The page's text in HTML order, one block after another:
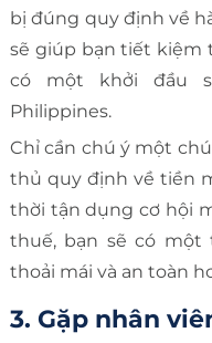
bị đúng quy định về
sẽ giúp bạn tiết kiệm
có một khởi đầu
Philippines.
Chỉ cần chú ý một
thủ quy định về tiền
thời tận dụng cơ hội
thuế, bạn sẽ có một
thoải mái và an toàn
3. Gặp nhân